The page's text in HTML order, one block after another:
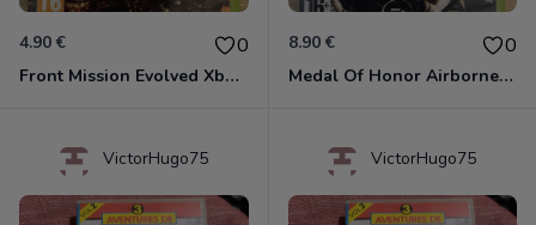
4.90 € 0
Front Mission Evolved Xbox 360
8.90 € 0
Medal Of Honor Airborne Xbox 360
VictorHugo75 VictorHugo75